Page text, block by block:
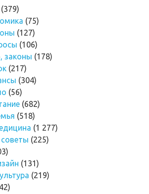
(379)
(75)
(127)
(106)
законы (178)
(217)
(304)
(56)
(682)
(518)
(1 277)
(225)
(131)
(219)